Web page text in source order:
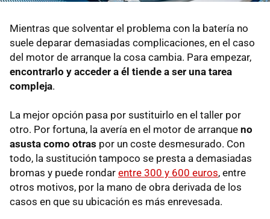
Mientras que solventar el problema con la batería no
suele deparar demasiadas complicaciones, en el caso
del motor de arranque la cosa cambia. Para empezar,
encontrarlo y acceder a él tiende a ser una tarea
compleja.
La mejor opción pasa por sustituirlo en el taller por
otro. Por fortuna, la avería en el motor de arranque no
asusta como otras por un coste desmesurado. Con
todo, la sustitución tampoco se presta a demasiadas
bromas y puede rondar entre 300 y 600 euros, entre
otros motivos, por la mano de obra derivada de los
casos en que su ubicación es más enrevesada.